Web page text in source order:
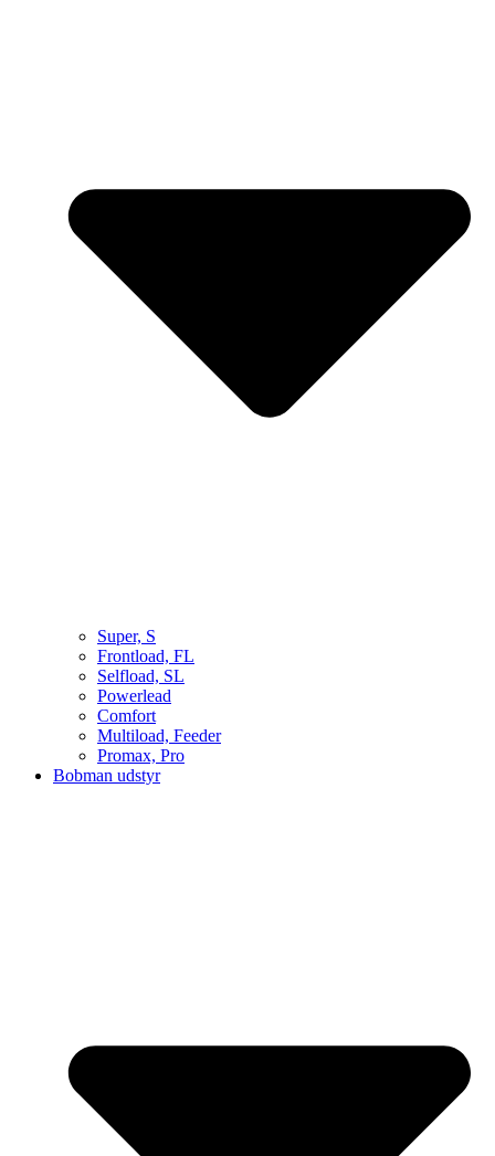
Super, S
Frontload, FL
Selfload, SL
Powerlead
Comfort
Multiload, Feeder
Promax, Pro
Bobman udstyr